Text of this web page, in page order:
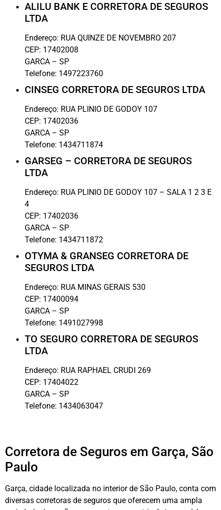
ALILU BANK E CORRETORA DE SEGUROS
LTDA
Endereço: RUA QUINZE DE NOVEMBRO 207
CEP: 17402008
GARCA – SP
Telefone: 1497223760
CINSEG CORRETORA DE SEGUROS LTDA
Endereço: RUA PLINIO DE GODOY 107
CEP: 17402036
GARCA – SP
Telefone: 1434711874
GARSEG – CORRETORA DE SEGUROS
LTDA
Endereço: RUA PLINIO DE GODOY 107 – SALA 1 2 3 E
4
CEP: 17402036
GARCA – SP
Telefone: 1434711872
OTYMA & GRANSEG CORRETORA DE
SEGUROS LTDA
Endereço: RUA MINAS GERAIS 530
CEP: 17400094
GARCA – SP
Telefone: 1491027998
TO SEGURO CORRETORA DE SEGUROS
LTDA
Endereço: RUA RAPHAEL CRUDI 269
CEP: 17404022
GARCA – SP
Telefone: 1434063047
Corretora de Seguros em Garça, São
Paulo
Garça, cidade localizada no interior de São Paulo, conta com
diversas corretoras de seguros que oferecem uma ampla